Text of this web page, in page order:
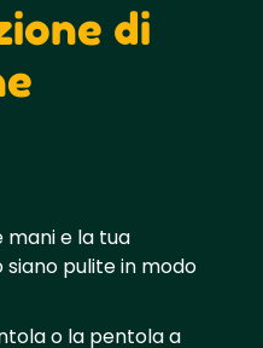
di
mani e la tua
pulite in modo
o la pentola a